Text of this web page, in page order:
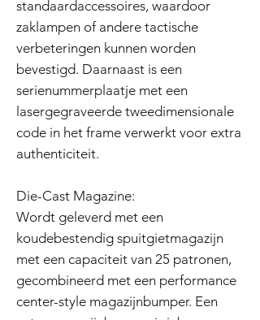
standaardaccessoires, waardoor
zaklampen of andere tactische
verbeteringen kunnen worden
bevestigd. Daarnaast is een
serienummerplaatje met een
lasergegraveerde tweedimensionale
code in het frame verwerkt voor extra
authenticiteit.
Die-Cast Magazine:
Wordt geleverd met een
koudebestendig spuitgietmagazijn
met een capaciteit van 25 patronen,
gecombineerd met een performance
center-style magazijnbumper. Een